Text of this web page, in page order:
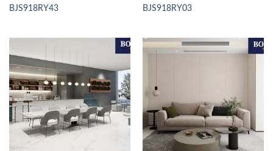
BJS918RY43 BJS918RY03